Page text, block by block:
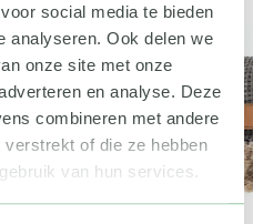
social media te bieden
analyseren. Ook delen we
onze site met onze
en analyse. Deze
combineren met andere
of die ze hebben
van hun services.